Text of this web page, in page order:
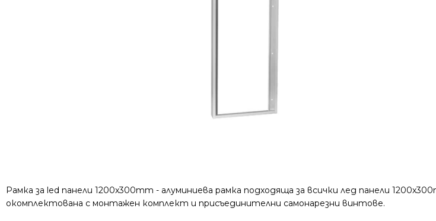
Рамка за led панели 1200x300mm - алуминиева рамка подходяща за всички лед панели
окомплектована с монтажен комплект и присъединителни самонарезни винтове.